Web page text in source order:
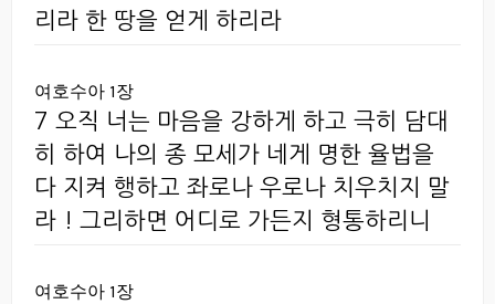
리라 한 땅을 얻게 하리라
여호수아 1장
7 오직 너는 마음을 강하게 하고 극히 담대
히 하여 나의 종 모세가 네게 명한 율법을
다 지켜 행하고 좌로나 우로나 치우치지 말
라 ! 그리하면 어디로 가든지 형통하리니
여호수아 1장